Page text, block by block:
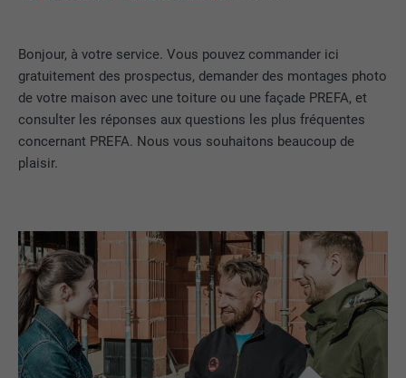
Bonjour, à votre service. Vous pouvez commander ici
gratuitement des prospectus, demander des montages photo
de votre maison avec une toiture ou une façade PREFA, et
consulter les réponses aux questions les plus fréquentes
concernant PREFA. Nous vous souhaitons beaucoup de
plaisir.